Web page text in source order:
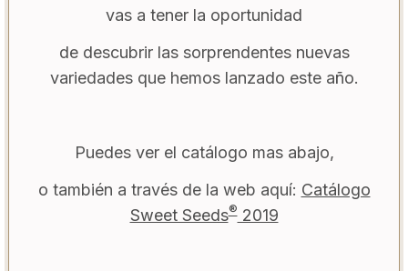
vas a tener la oportunidad
de descubrir las sorprendentes nuevas
variedades que hemos lanzado este año.
Puedes ver el catálogo mas abajo,
o también a través de la web aquí: Catálogo
Sweet Seeds®2019